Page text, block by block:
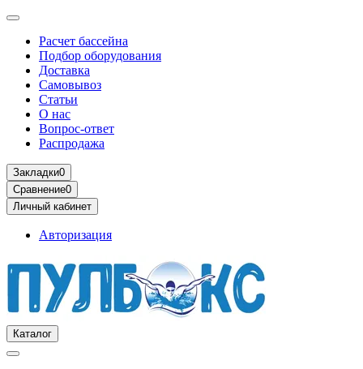
Расчет бассейна
Подбор оборудования
Доставка
Самовывоз
Статьи
О нас
Вопрос-ответ
Распродажа
Закладки0
Сравнение0
Личный кабинет
Авторизация
Каталог